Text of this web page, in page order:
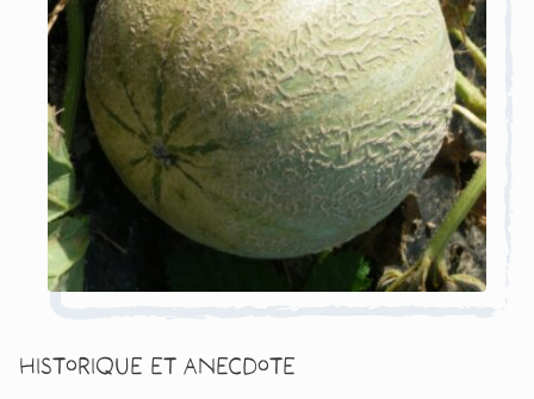
Historique et anecdote